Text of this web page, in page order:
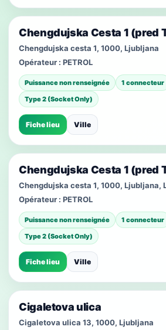
Chengdujska Cesta 1 (pred
Chengdujska cesta 1, 1000, Ljubljana
Opérateur : PETROL
Puissance non renseignée
1 connecteur
Type 2 (Socket Only)
Fiche lieu Ville
Chengdujska Cesta 1 (pred
Chengdujska cesta 1, 1000, Ljubljana,
Opérateur : PETROL
Puissance non renseignée
1 connecteur
Type 2 (Socket Only)
Fiche lieu Ville
Cigaletova ulica
Cigaletova ulica 13, 1000, Ljubljana